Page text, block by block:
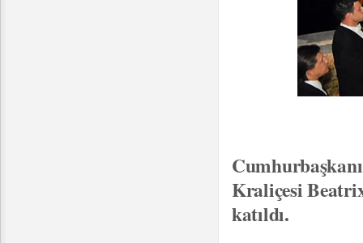
Kraliçesi
katıldı.